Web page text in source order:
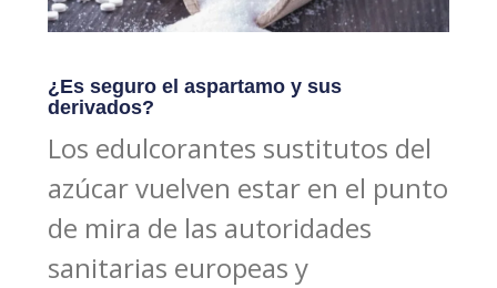
¿Es seguro el aspartamo y sus
derivados?
Los edulcorantes sustitutos del
azúcar vuelven estar en el punto
de mira de las autoridades
sanitarias europeas y